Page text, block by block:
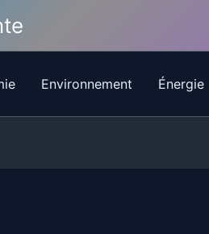
Environnement Énergie